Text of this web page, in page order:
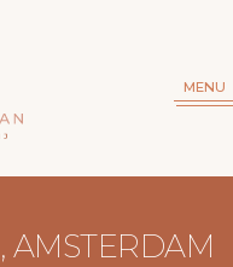
MENU
AMSTERDAM